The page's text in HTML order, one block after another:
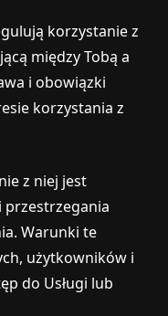
korzystanie z
między Tobą a
i obowiązki
korzystania z
z niej jest
przestrzegania
Warunki te
użytkowników i
do Usługi lub